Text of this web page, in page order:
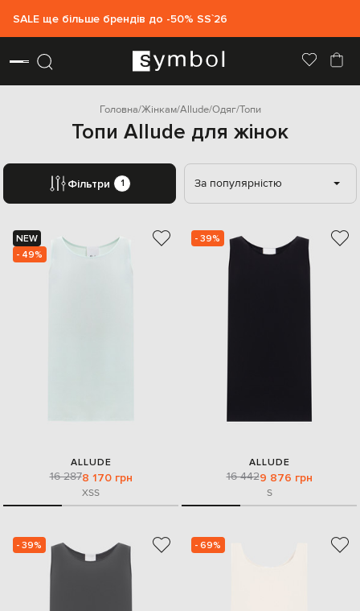
SALE ще більше брендів до -50% SS`26
Головна Жінкам Allude Одяг Топи
Топи Allude для жінок
Фільтри 1 За популярністю
NEW
- 49%
ALLUDE
16 2878 170 грн
XSS
- 39%
ALLUDE
16 4429 876 грн
S
- 39% - 69%